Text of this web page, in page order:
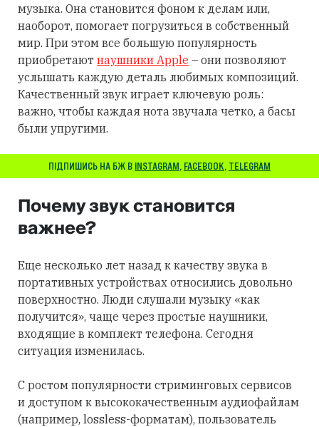
музыка. Она становится фоном к делам или,
наоборот, помогает погрузиться в собственный
мир. При этом все большую популярность
приобретают наушники Apple – они позволяют
услышать каждую деталь любимых композиций.
Качественный звук играет ключевую роль:
важно, чтобы каждая нота звучала четко, а басы
были упругими.
ПІДПИШИСЬ НА БЖ В INSTAGRAM, FACEBOOK, TELEGRAM
Почему звук становится
важнее?
Еще несколько лет назад к качеству звука в
портативных устройствах относились довольно
поверхностно. Люди слушали музыку «как
получится», чаще через простые наушники,
входящие в комплект телефона. Сегодня
ситуация изменилась.
С ростом популярности стриминговых сервисов
и доступом к высококачественным аудиофайлам
(например, lossless-форматам), пользователь